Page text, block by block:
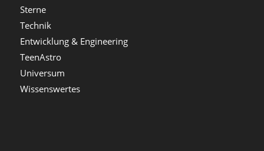
Sterne
Technik
Entwicklung & Engineering
TeenAstro
Universum
Wissenswertes